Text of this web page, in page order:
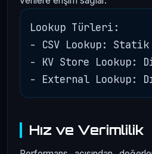
Lookup Türleri:
- CSV Lookup:
- KV Store Lookup:
Hız ve Verimlilik